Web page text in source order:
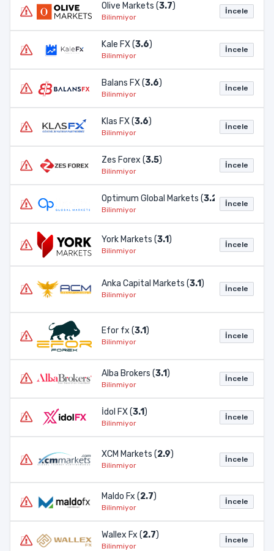
Olive Markets (3.7)
Bilinmiyor
İncele
Kale FX (3.6)
Bilinmiyor
İncele
Balans FX (3.6)
Bilinmiyor
İncele
Klas FX (3.6)
Bilinmiyor
İncele
Zes Forex (3.5)
Bilinmiyor
İncele
Optimum Global Markets (3.2 )
Bilinmiyor
İncele
York Markets (3.1)
Bilinmiyor
İncele
Anka Capital Markets (3.1)
Bilinmiyor
İncele
Efor fx (3.1)
Bilinmiyor
İncele
Alba Brokers (3.1)
Bilinmiyor
İncele
İdol FX (3.1)
Bilinmiyor
İncele
XCM Markets (2.9)
Bilinmiyor
İncele
Maldo Fx (2.7)
Bilinmiyor
İncele
Wallex Fx (2.7)
Bilinmiyor
İncele